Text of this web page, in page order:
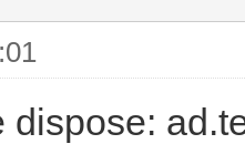
dispose: